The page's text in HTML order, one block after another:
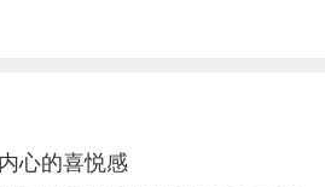
心的喜悦感